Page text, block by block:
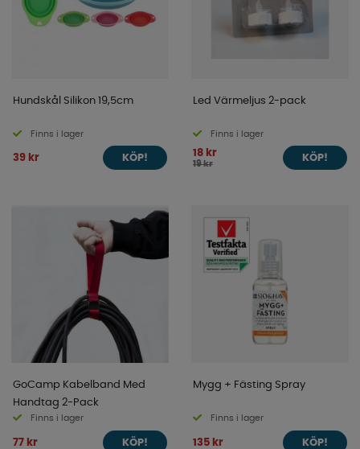
Hundskål Silikon 19,5cm
Finns i lager
39 kr KÖP!
Led Värmeljus 2-pack
Finns i lager
18 kr
19 kr
KÖP!
GoCamp Kabelband Med
Handtag 2-Pack
Finns i lager
77 kr KÖP!
Mygg + Fästing Spray
Finns i lager
135 kr KÖP!